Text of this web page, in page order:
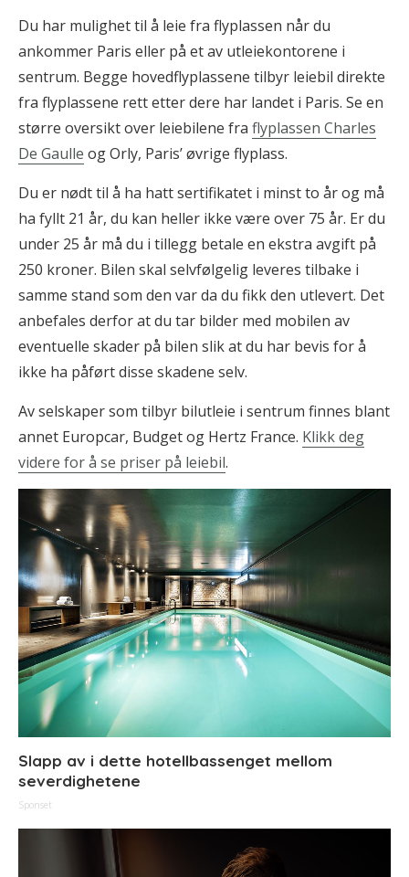
Du har mulighet til å leie fra flyplassen når du
ankommer Paris eller på et av utleiekontorene i
sentrum. Begge hovedflyplassene tilbyr leiebil direkte
fra flyplassene rett etter dere har landet i Paris. Se en
større oversikt over leiebilene fra flyplassen Charles
De Gaulle og Orly, Paris’ øvrige flyplass.
Du er nødt til å ha hatt sertifikatet i minst to år og må
ha fyllt 21 år, du kan heller ikke være over 75 år. Er du
under 25 år må du i tillegg betale en ekstra avgift på
250 kroner. Bilen skal selvfølgelig leveres tilbake i
samme stand som den var da du fikk den utlevert. Det
anbefales derfor at du tar bilder med mobilen av
eventuelle skader på bilen slik at du har bevis for å
ikke ha påført disse skadene selv.
Av selskaper som tilbyr bilutleie i sentrum finnes blant
annet Europcar, Budget og Hertz France. Klikk deg
videre for å se priser på leiebil.
Slapp av i dette hotellbassenget mellom
severdighetene
Sponset